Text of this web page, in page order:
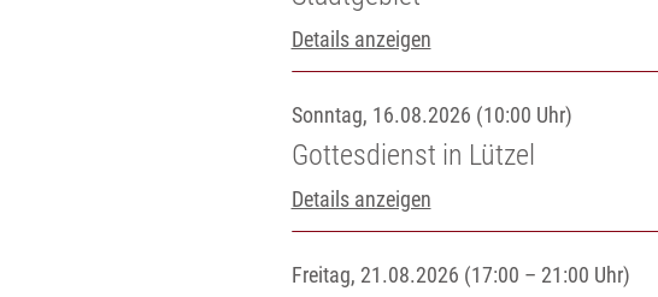
Details anzeigen
Sonntag, 16.08.2026 (10:00 Uhr)
Gottesdienst in Lützel
Details anzeigen
Freitag, 21.08.2026 (17:00 – 21:00 Uhr)